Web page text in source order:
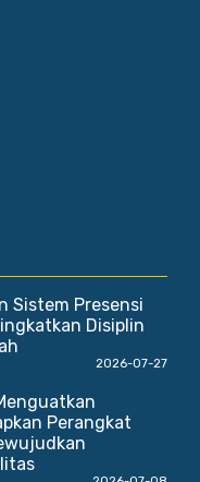
Sistem Presensi
Disiplin
2026-07-27
Perangkat